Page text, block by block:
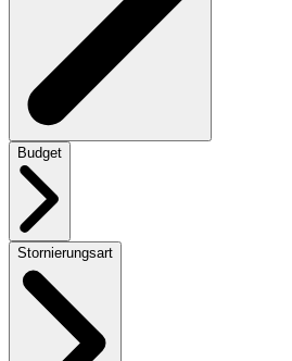
Budget
Stornierungsart